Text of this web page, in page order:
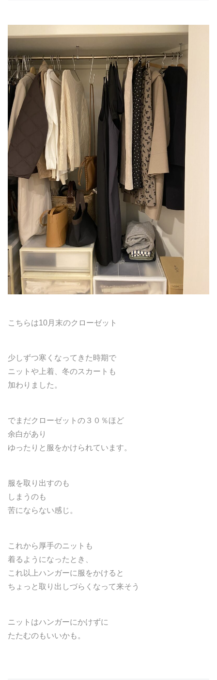
こちらは10月末のクローゼット
少しずつ寒くなってきた時期で
ニットや上着、冬のスカートも
加わりました。
でまだクローゼットの３０％ほど
余白があり
ゆったりと服をかけられています。
服を取り出すのも
しまうのも
苦にならない感じ。
これから厚手のニットも
着るようになったとき、
これ以上ハンガーに服をかけると
ちょっと取り出しづらくなって来そう
ニットはハンガーにかけずに
たたむのもいいかも。